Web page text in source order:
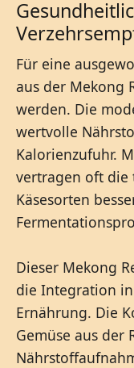
Für eine
aus der Mekong
werden. Die
wertvolle
Kalorienzufuhr.
vertragen oft
Käsesorten
Dieser Mekong
die Integration
Ernährung. Die
Gemüse aus der